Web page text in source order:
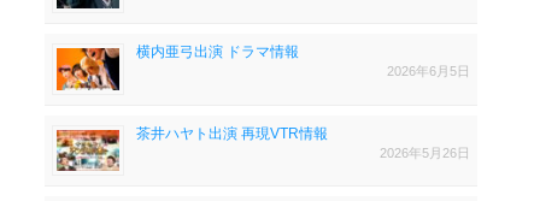
横内亜弓出演 ドラマ情報
2026年6月5日
茶井ハヤト出演 再現VTR情報
2026年5月26日